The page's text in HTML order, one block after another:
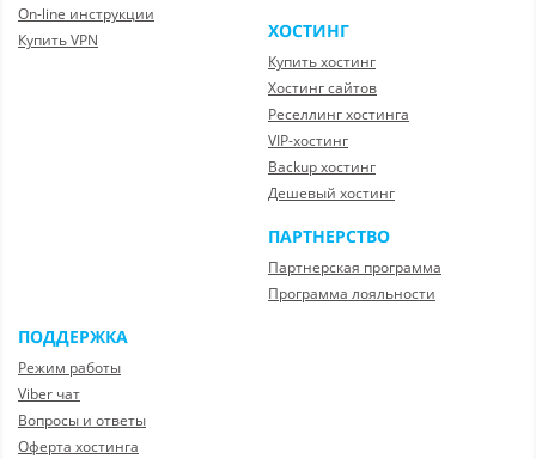
On-line инструкции
Купить VPN
ХОСТИНГ
Купить хостинг
Хостинг сайтов
Реселлинг хостинга
VIP-хостинг
Backup хостинг
Дешевый хостинг
ПАРТНЕРСТВО
Партнерская программа
Программа лояльности
ПОДДЕРЖКА
Режим работы
Viber чат
Вопросы и ответы
Оферта хостинга